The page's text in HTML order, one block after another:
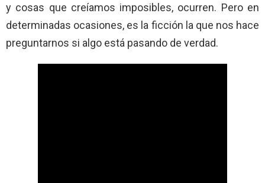
y cosas que creíamos imposibles, ocurren. Pero en
determinadas ocasiones, es la ficción la que nos hace
preguntarnos si algo está pasando de verdad.